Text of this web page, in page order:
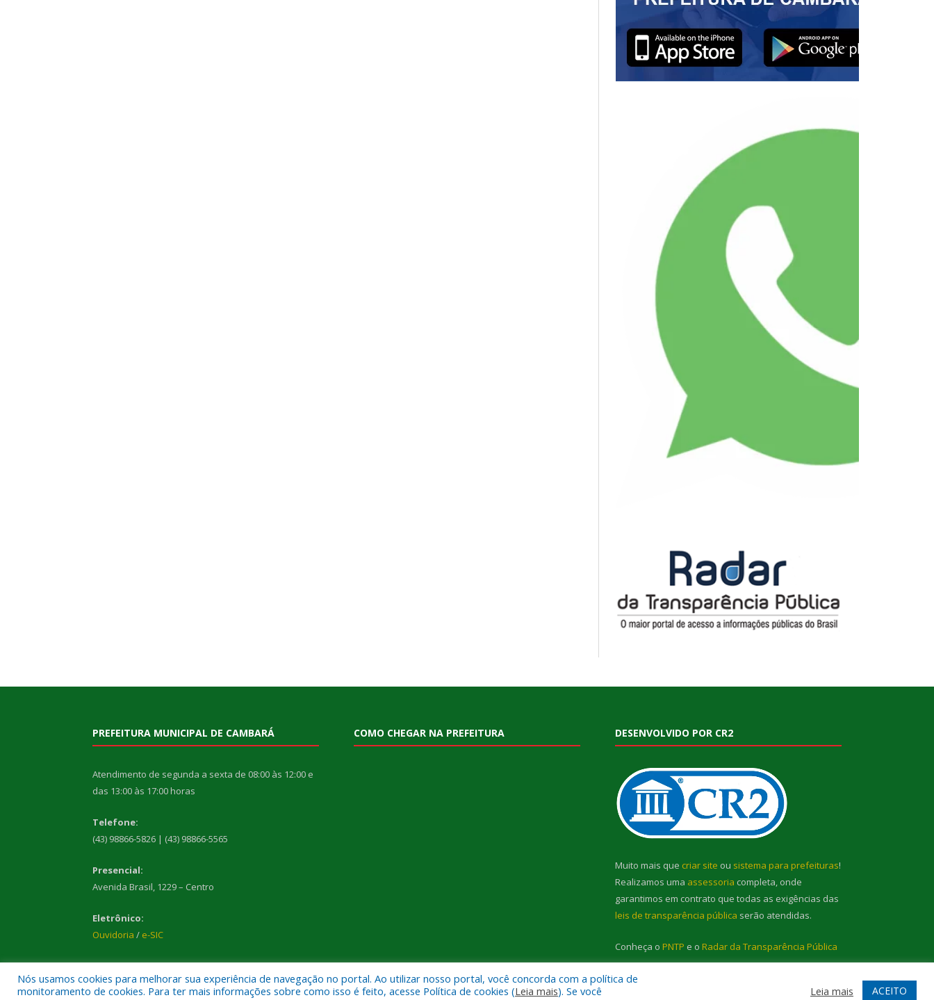
PREFEITURA MUNICIPAL DE CAMBARÁ
Atendimento de segunda a sexta de 08:00 às 12:00 e
das 13:00 às 17:00 horas
Telefone:
(43) 98866-5826 | (43) 98866-5565
Presencial:
Avenida Brasil, 1229 – Centro
Eletrônico:
Ouvidoria / e-SIC
COMO CHEGAR NA PREFEITURA DESENVOLVIDO POR CR2
Muito mais que criar site ou sistema para prefeituras!
Realizamos uma assessoria completa, onde
garantimos em contrato que todas as exigências das
leis de transparência pública serão atendidas.
Conheça o PNTP e o Radar da Transparência Pública
Nós usamos cookies para melhorar sua experiência de navegação no portal. Ao utilizar nosso portal, você concorda com a política de
monitoramento de cookies. Para ter mais informações sobre como isso é feito, acesse Política de cookies (Leia mais). Se você
Leia mais ACEITO